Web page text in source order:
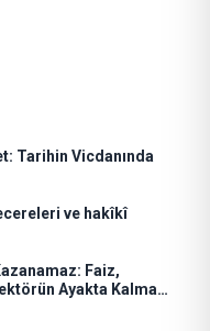
Tarihin Vicdanında
ve hakîkî
Faiz,
Ayakta Kalma